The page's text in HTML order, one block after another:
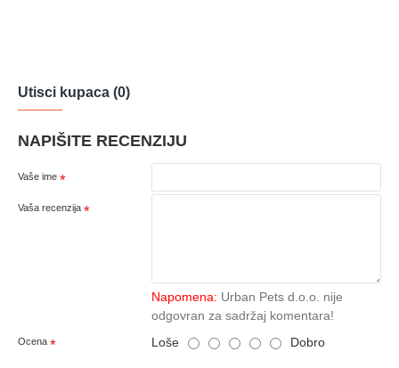
Utisci kupaca (0)
NAPIŠITE RECENZIJU
Vaše ime
Vaša recenzija
Napomena: Urban Pets d.o.o. nije
odgovran za sadržaj komentara!
Ocena Loše Dobro